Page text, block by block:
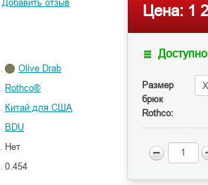
Добавить отзыв
Olive Drab
Rothco®
Китай для США
BDU
Нет
0.454
Цена: 1
Доступно
Размер
брюк
Rothco: